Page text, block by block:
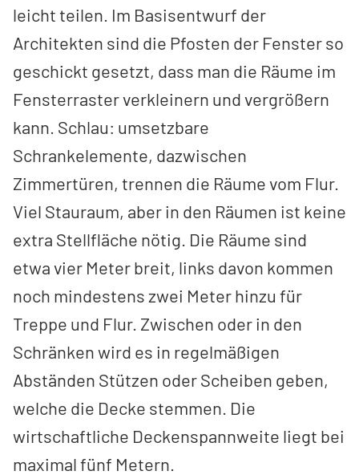
leicht teilen. Im Basisentwurf der
Architekten sind die Pfosten der Fenster so
geschickt gesetzt, dass man die Räume im
Fensterraster verkleinern und vergrößern
kann. Schlau: umsetzbare
Schrankelemente, dazwischen
Zimmertüren, trennen die Räume vom Flur.
Viel Stauraum, aber in den Räumen ist keine
extra Stellfläche nötig. Die Räume sind
etwa vier Meter breit, links davon kommen
noch mindestens zwei Meter hinzu für
Treppe und Flur. Zwischen oder in den
Schränken wird es in regelmäßigen
Abständen Stützen oder Scheiben geben,
welche die Decke stemmen. Die
wirtschaftliche Deckenspannweite liegt bei
maximal fünf Metern.